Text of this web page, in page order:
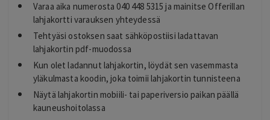
Varaa aika numerosta 040 448 5315 ja mainitse Offerillan
lahjakortti varauksen yhteydessä
Tehtyäsi ostoksen saat sähköpostiisi ladattavan
lahjakortin pdf-muodossa
Kun olet ladannut lahjakortin, löydät sen vasemmasta
yläkulmasta koodin, joka toimii lahjakortin tunnisteena
Näytä lahjakortin mobiili- tai paperiversio paikan päällä
kauneushoitolassa